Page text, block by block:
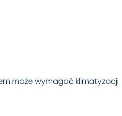
może wymagać klimatyzacji